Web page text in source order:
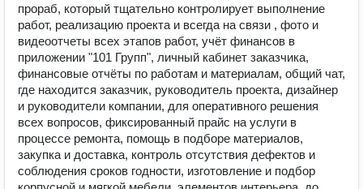
прораб, который тщательно контролирует выполнение
работ, реализацию проекта и всегда на связи , фото и
видеоотчеты всех этапов работ, учёт финансов в
приложении "101 Групп", личный кабинет заказчика,
финансовые отчёты по работам и материалам, общий чат,
где находится заказчик, руководитель проекта, дизайнер
и руководители компании, для оперативного решения
всех вопросов, фиксированный прайс на услуги в
процессе ремонта, помощь в подборе материалов,
закупка и доставка, контроль отсутствия дефектов и
соблюдения сроков годности, изготовление и подбор